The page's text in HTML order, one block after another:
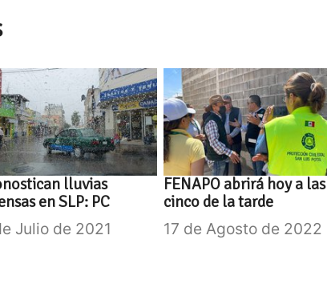
lluvias
en SLP: PC
Julio de 2021
FENAPO abrirá hoy a las
cinco de la tarde
17 de Agosto de 2022